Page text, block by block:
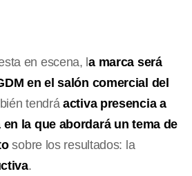
en escena, la marca será
en el salón comercial del
tendráactiva presencia a
la que abordará un tema de
sobre los resultados: la
.